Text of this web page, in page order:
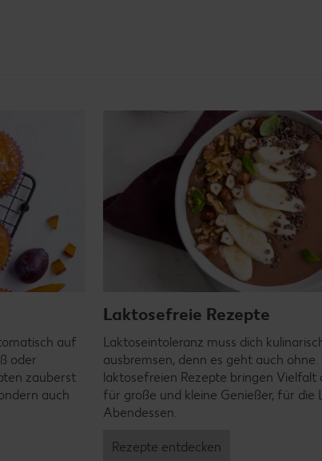
auf
oder
zauberst
auch
Laktosefreie Rezepte
Laktoseintoleranz muss dich
ausbremsen, denn es geht auch ohne.
laktosefreien Rezepte bringen Vielfalt
für große und kleine Genießer, für die
Abendessen.
Rezepte entdecken